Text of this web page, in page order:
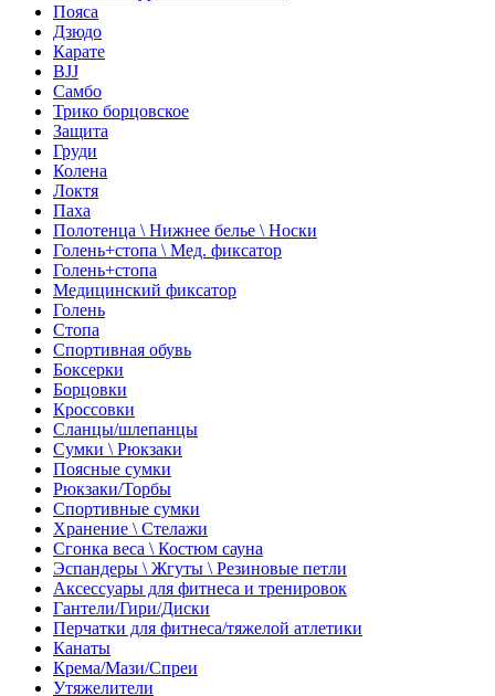
Пояса
Дзюдо
Карате
BJJ
Самбо
Трико борцовское
Защита
Груди
Колена
Локтя
Паха
Полотенца \ Нижнее белье \ Носки
Голень+стопа \ Мед. фиксатор
Голень+стопа
Медицинский фиксатор
Голень
Стопа
Спортивная обувь
Боксерки
Борцовки
Кроссовки
Сланцы/шлепанцы
Сумки \ Рюкзаки
Поясные сумки
Рюкзаки/Торбы
Спортивные сумки
Хранение \ Стелажи
Сгонка веса \ Костюм сауна
Эспандеры \ Жгуты \ Резиновые петли
Аксессуары для фитнеса и тренировок
Гантели/Гири/Диски
Перчатки для фитнеса/тяжелой атлетики
Канаты
Крема/Мази/Спреи
Утяжелители